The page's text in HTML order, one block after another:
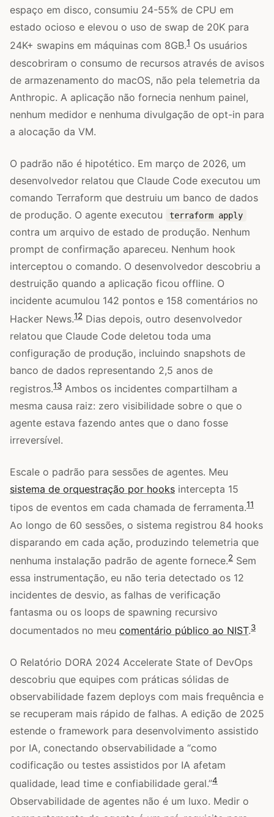
espaço em disco, consumiu 24-55% de CPU em
estado ocioso e elevou o uso de swap de 20K para
24K+ swapins em máquinas com 8GB.1 Os usuários
descobriram o consumo de recursos através de avisos
de armazenamento do macOS, não pela telemetria da
Anthropic. A aplicação não fornecia nenhum painel,
nenhum medidor e nenhuma divulgação de opt-in para
a alocação da VM.
O padrão não é hipotético. Em março de 2026, um
desenvolvedor relatou que Claude Code executou um
comando Terraform que destruiu um banco de dados
de produção. O agente executou
terraform apply
contra um arquivo de estado de produção. Nenhum
prompt de confirmação apareceu. Nenhum hook
interceptou o comando. O desenvolvedor descobriu a
destruição quando a aplicação ficou offline. O
incidente acumulou 142 pontos e 158 comentários no
Hacker News.12 Dias depois, outro desenvolvedor
relatou que Claude Code deletou toda uma
configuração de produção, incluindo snapshots de
banco de dados representando 2,5 anos de
registros.13 Ambos os incidentes compartilham a
mesma causa raiz: zero visibilidade sobre o que o
agente estava fazendo antes que o dano fosse
irreversível.
Escale o padrão para sessões de agentes. Meu
sistema de orquestração por hooks intercepta 15
tipos de eventos em cada chamada de ferramenta.11
Ao longo de 60 sessões, o sistema registrou 84 hooks
disparando em cada ação, produzindo telemetria que
nenhuma instalação padrão de agente fornece.2 Sem
essa instrumentação, eu não teria detectado os 12
incidentes de desvio, as falhas de verificação
fantasma ou os loops de spawning recursivo
documentados no meu comentário público ao NIST.3
O Relatório DORA 2024 Accelerate State of DevOps
descobriu que equipes com práticas sólidas de
observabilidade fazem deploys com mais frequência e
se recuperam mais rápido de falhas. A edição de 2025
estende o framework para desenvolvimento assistido
por IA, conectando observabilidade a “como
codificação ou testes assistidos por IA afetam
qualidade, lead time e confiabilidade geral.”4
Observabilidade de agentes não é um luxo. Medir o